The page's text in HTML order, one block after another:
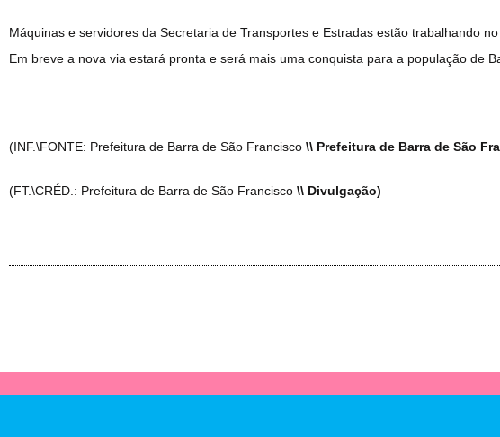
Máquinas e servidores da Secretaria de Transportes e Estradas estão trabalhando
Em breve a nova via estará pronta e será mais uma conquista para a população de
(INF.\FONTE: Prefeitura de Barra de São Francisco \\ Prefeitura de Barra de São
(FT.\CRÉD.: Prefeitura de Barra de São Francisco \\ Divulgação)